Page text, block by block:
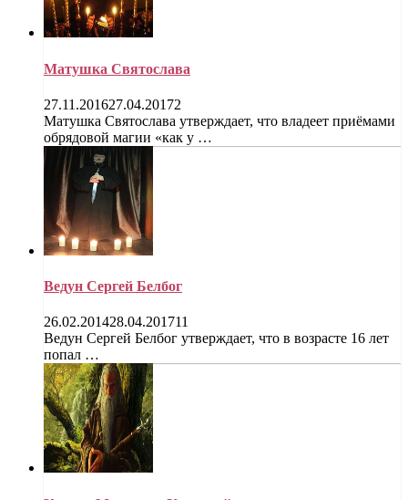
Матушка Святослава
27.11.201627.04.20172
Матушка Святослава утверждает, что владеет приёмами
обрядовой магии «как у …
Ведун Сергей Белбог
26.02.201428.04.201711
Ведун Сергей Белбог утверждает, что в возрасте 16 лет
попал …